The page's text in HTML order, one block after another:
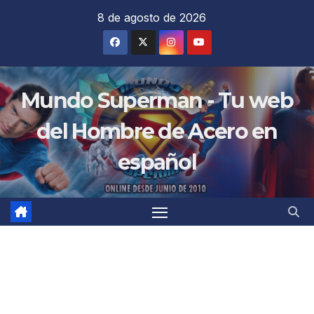
8 de agosto de 2026
Mundo Superman - Tu web
del Hombre de Acero en
español